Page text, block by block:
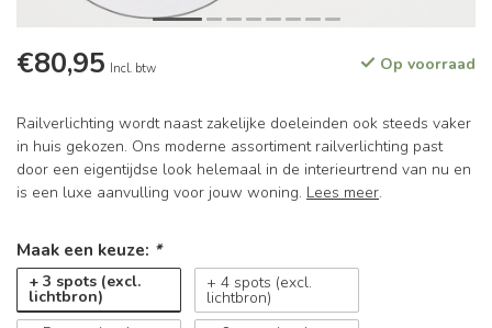
€80,95 Incl. btw Op voorraad
Railverlichting wordt naast zakelijke doeleinden ook steeds vaker
in huis gekozen. Ons moderne assortiment railverlichting past
door een eigentijdse look helemaal in de interieurtrend van nu en
is een luxe aanvulling voor jouw woning. Lees meer.
Maak een keuze: *
+ 3 spots (excl.
lichtbron)
+ 4 spots (excl.
lichtbron)